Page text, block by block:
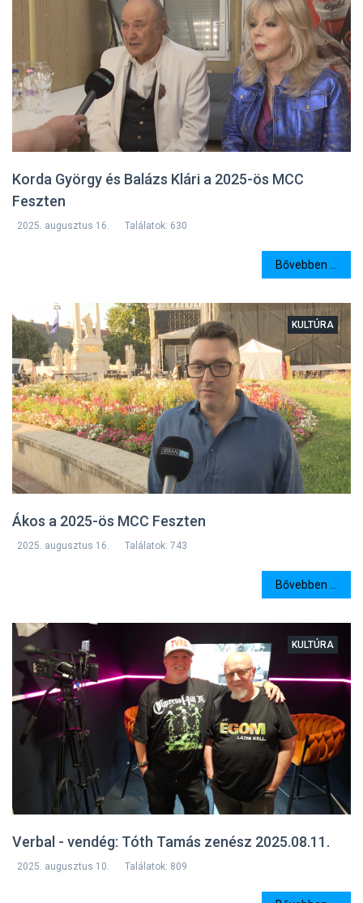
Korda György és Balázs Klári a 2025-ös MCC
Feszten
2025. augusztus 16. Találatok: 630
Bővebben ...
Ákos a 2025-ös MCC Feszten
KULTÚRA
2025. augusztus 16. Találatok: 743
Bővebben ...
Verbal - vendég: Tóth Tamás zenész 2025.08.11.
KULTÚRA
2025. augusztus 10. Találatok: 809